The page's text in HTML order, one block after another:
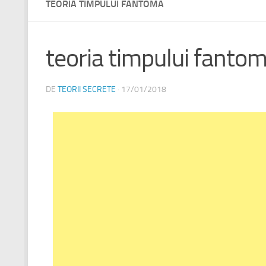
TEORIA TIMPULUI FANTOMA
teoria timpului
DE TEORII SECRETE · 17/01/2018